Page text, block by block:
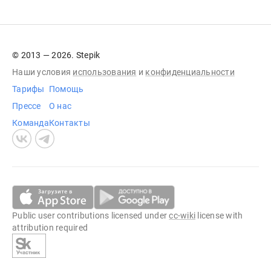
© 2013 — 2026. Stepik
Наши условия использования и конфиденциальности
Тарифы
Прессе
Команда
Помощь
О нас
Контакты
Public user contributions licensed undercc-wiki license with
attribution required